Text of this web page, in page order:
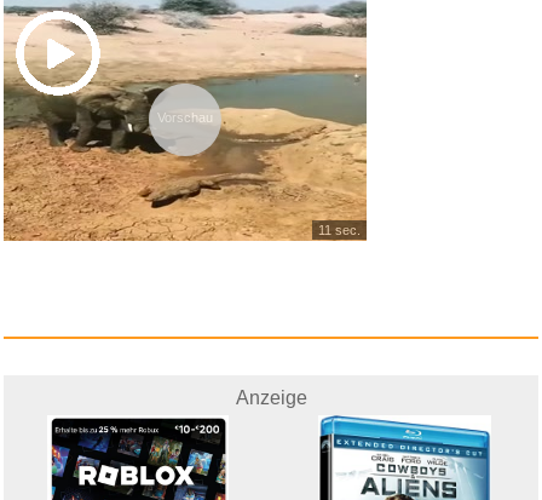
LED Leselampe mit Klammer
Anzeige
Vorschau
11 sec.
Anzeige